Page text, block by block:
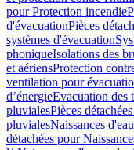
pour Protection incendie
d'évacuationPièces
systèmes d'évacuation
phoniqueIsolations des
et aériensProtection
ventilation pour
d’énergieEvacuation des
pluvialesPièces
pluvialesNaissances
détachées pour